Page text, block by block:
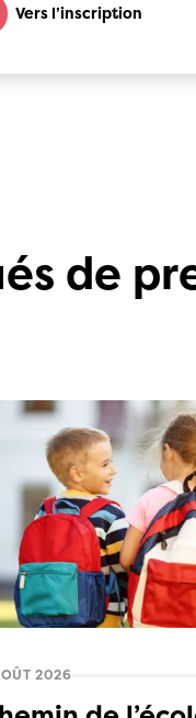
Vers l’inscription
de
2026